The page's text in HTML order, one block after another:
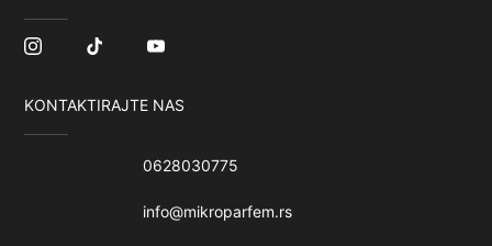
KONTAKTIRAJTE NAS
0628030775
info@mikroparfem.rs